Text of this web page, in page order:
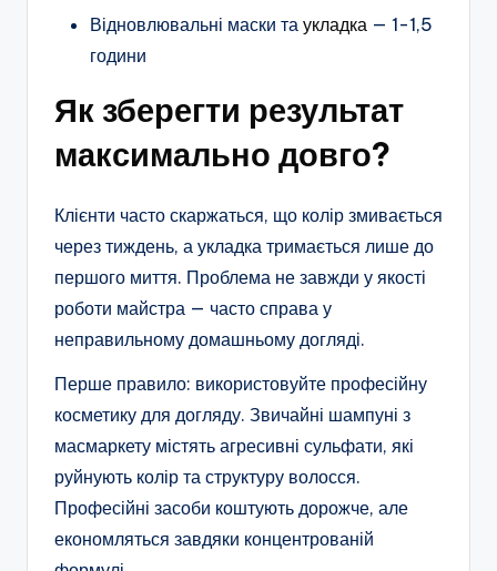
Відновлювальні маски та укладка — 1-1,5
години
Як зберегти результат
максимально довго?
Клієнти часто скаржаться, що колір змивається
через тиждень, а укладка тримається лише до
першого миття. Проблема не завжди у якості
роботи майстра — часто справа у
неправильному домашньому догляді.
Перше правило: використовуйте професійну
косметику для догляду. Звичайні шампуні з
масмаркету містять агресивні сульфати, які
руйнують колір та структуру волосся.
Професійні засоби коштують дорожче, але
економляться завдяки концентрованій